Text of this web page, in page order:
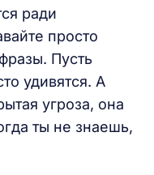
ради
просто
Пусть
удивятся. А
угроза, она
ты не знаешь,